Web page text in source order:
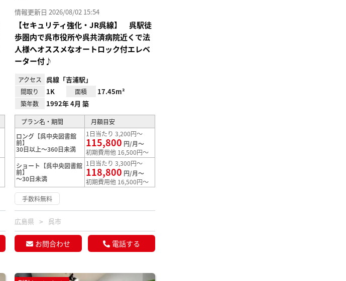
情報更新日 2026/08/02 15:54
【セキュリティ強化・JR呉線】 呉駅徒
歩圏内で呉市役所や呉共済病院近くで法
人様へオススメなオートロック付エレベ
ーター付♪
アクセス 呉線「吉浦駅」
間取り 1K 面積 17.45m²
築年数 1992年 4月 築
プラン名・期間
月額目安
ロング【呉中央図書館
前】
30日以上～360日未満
1日当たり 3,200円～
115,800 円/月～
初期費用他 16,500円～
ショート【呉中央図書館
前】
～30日未満
1日当たり 3,300円～
118,800 円/月～
初期費用他 16,500円～
手数料無料
広島県 呉市
お問合わせ 電話する